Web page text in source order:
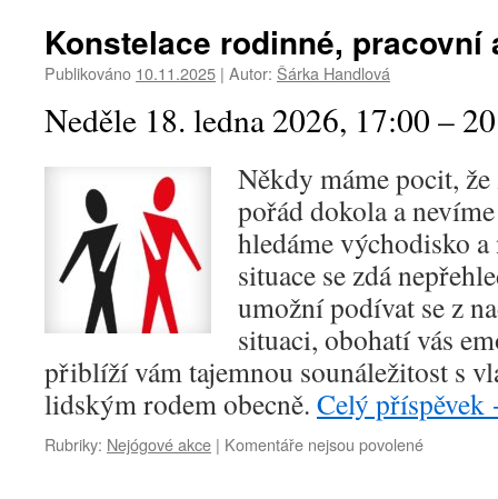
Konstelace rodinné, pracovní
Publikováno 10.11.2025 | Autor: Šárka Handlová
Neděle 18. ledna 2026, 17:00 –
Někdy máme pocit,
pořád dokola a
hledáme východisko
situace se zdá
umožní podívat se z
situaci, obohatí vás
přiblíží vám tajemnou sounáležitost s
lidským rodem obecně. Celý příspěvek
Rubriky: Nejógové akce | Komentáře nejsou povolenéu